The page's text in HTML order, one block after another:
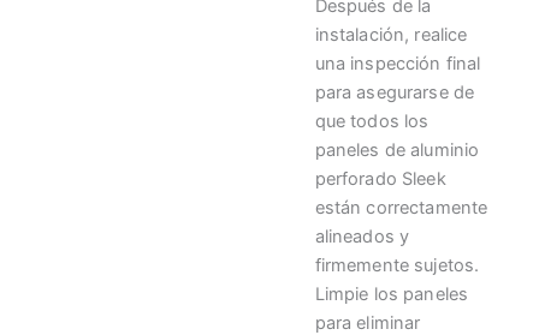
Después de la
instalación, realice
una inspección final
para asegurarse de
que todos los
paneles de aluminio
perforado Sleek
están correctamente
alineados y
firmemente sujetos.
Limpie los paneles
para eliminar